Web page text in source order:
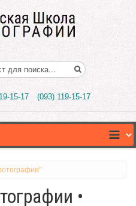
15-17 (093) 119-15-17
•